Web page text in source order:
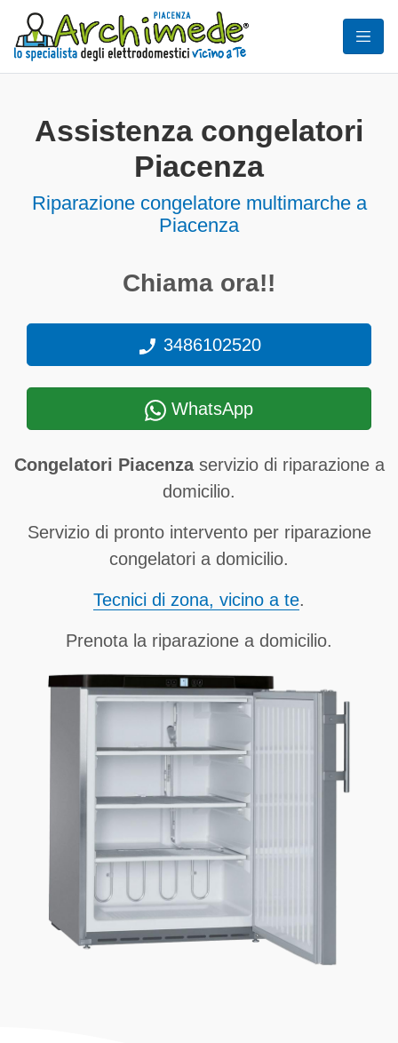
Assistenza congelatori
Piacenza
Riparazione congelatore multimarche a
Piacenza
Chiama ora!!
3486102520
WhatsApp
Congelatori Piacenzaservizio di riparazione a
domicilio.
Servizio di pronto intervento per riparazione
congelatori a domicilio.
Tecnici di zona, vicino a te.
Prenota la riparazione a domicilio.